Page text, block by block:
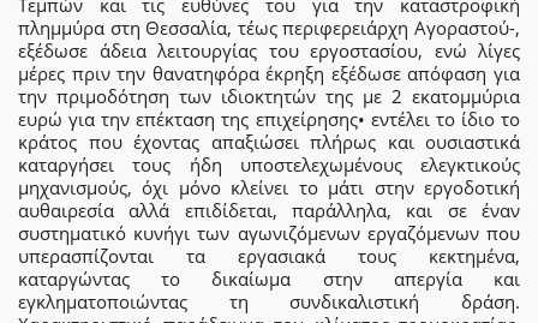
Τεμπών και τις ευθύνες του για την καταστροφική
πλημμύρα στη Θεσσαλία, τέως περιφερειάρχη Αγοραστού-,
εξέδωσε άδεια λειτουργίας του εργοστασίου, ενώ λίγες
μέρες πριν την θανατηφόρα έκρηξη εξέδωσε απόφαση για
την πριμοδότηση των ιδιοκτητών της με 2 εκατομμύρια
ευρώ για την επέκταση της επιχείρησης• εντέλει το ίδιο το
κράτος που έχοντας απαξιώσει πλήρως και ουσιαστικά
καταργήσει τους ήδη υποστελεχωμένους ελεγκτικούς
μηχανισμούς, όχι μόνο κλείνει το μάτι στην εργοδοτική
αυθαιρεσία αλλά επιδίδεται, παράλληλα, και σε έναν
συστηματικό κυνήγι των αγωνιζόμενων εργαζόμενων που
υπερασπίζονται τα εργασιακά τους κεκτημένα,
καταργώντας το δικαίωμα στην απεργία και
εγκληματοποιώντας τη συνδικαλιστική δράση.